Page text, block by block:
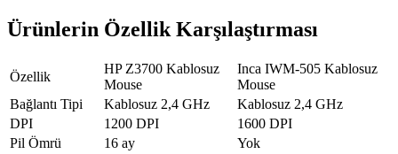
Ürünlerin Özellik Karşılaştırması
Özellik
HP Z3700 Kablosuz
Mouse
Inca IWM-505 Kablosuz
Mouse
Bağlantı Tipi
Kablosuz 2,4 GHz
Kablosuz 2,4 GHz
DPI
1200 DPI
1600 DPI
Pil Ömrü
16 ay
Yok